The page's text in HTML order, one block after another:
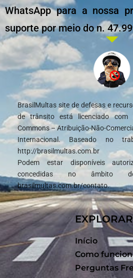
WhatsApp para a nossa
suporte por meio do n.
BrasilMultas site de defesas e
de trânsito está licenciado com
Commons – Atribuição-Não-
Internacional. Baseado no
http://brasilmultas.com.br
Podem estar disponíveis
concedidas no âmbito
brasilmultas.com.br/contato.
EXPLORAR
Início
Como
Perguntas